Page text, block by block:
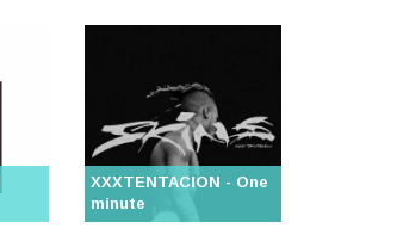
XXXTENTACION - One
minute